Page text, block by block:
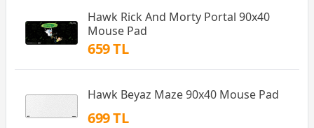
Hawk Rick And Morty Portal 90x40
Mouse Pad
659 TL
Hawk Beyaz Maze 90x40 Mouse Pad
699 TL